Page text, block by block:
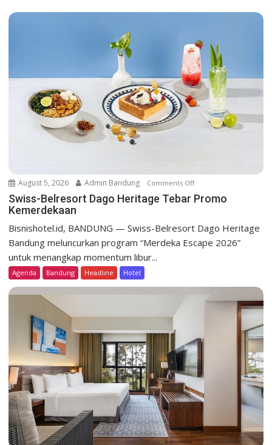
a
v
t
August 5, 2026 Admin Bandung Comments Offo
n
B
e
o
t
g
Swiss-Belresort Dago Heritage Tebar Promo
Kemerdekaan
Bisnishotel.id, BANDUNG — Swiss-Belresort Dago Heritage
Bandung meluncurkan program “Merdeka Escape 2026”
untuk menangkap momentum libur...
Agenda Bandung Headline Hotel